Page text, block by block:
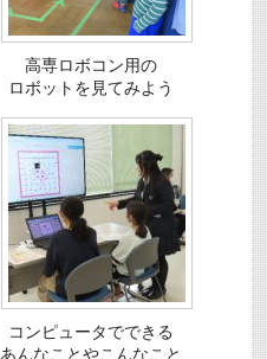
高専ロボコン用の
ロボットを見てみよう
コンピュータでできる
あんなことやこんなこと